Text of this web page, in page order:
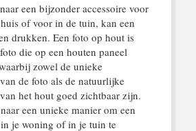
een bijzonder accessoire voor
of voor in de tuin, kan een
drukken. Een foto op hout is
die op een houten paneel
zowel de unieke
de foto als de natuurlijke
het hout goed zichtbaar zijn.
een unieke manier om een
je woning of in je tuin te